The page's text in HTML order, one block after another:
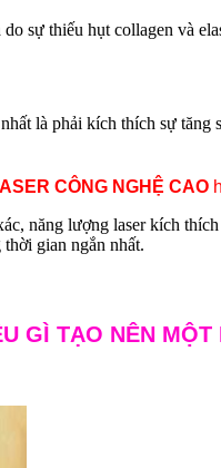
sự thiếu hụt collagen và
là phải kích thích sự tăng
CÔNG NGHỆ CAO
năng lượng laser kích
gian ngắn nhất.
GÌ TẠO NÊN MỘT